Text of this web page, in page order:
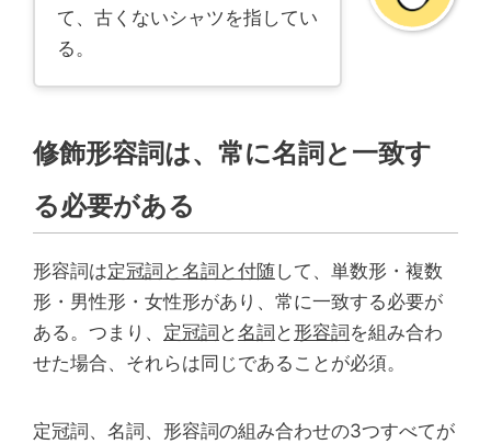
て、古くないシャツを指してい
る。
修飾形容詞は、常に名詞と一致す
る必要がある
形容詞は定冠詞と名詞と付随して、単数形・複数
形・男性形・女性形があり、常に一致する必要が
ある。つまり、 定冠詞 と名詞 と 形容詞 を組み合わ
せた場合、それらは同じであることが必須。
定冠詞、名詞、形容詞の組み合わせの3つすべてが